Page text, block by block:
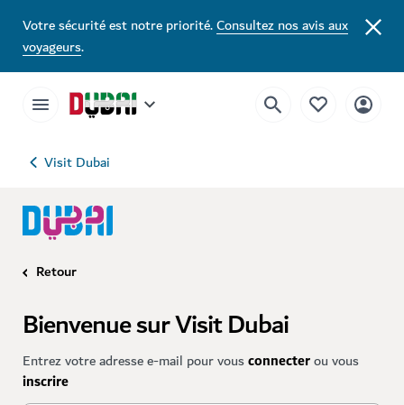
Votre sécurité est notre priorité.Consultez nos avis aux
voyageurs.
Visit Dubai
Retour
Bienvenue sur Visit Dubai
Entrez votre adresse e-mail pour vousconnecterou vous
inscrire